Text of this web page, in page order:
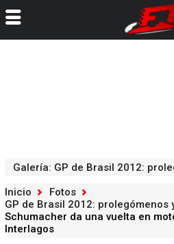
Galería: GP de Brasil 2012:
Inicio
Fotos
GP de Brasil 2012: prolegómenos
Schumacher da una vuelta en
Interlagos